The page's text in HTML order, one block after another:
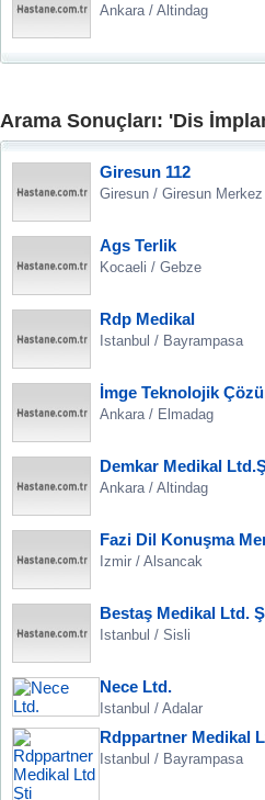
Ankara / Altindag
Arama Sonuçları: 'Dis
Giresun 112
Giresun / Giresun Merkez
Ags Terlik
Kocaeli / Gebze
Rdp Medikal
Istanbul / Bayrampasa
İmge Teknolojik
Ankara / Elmadag
Demkar Medikal
Ankara / Altindag
Fazi Dil Konuşma
Izmir / Alsancak
Bestaş Medikal Ltd.
Istanbul / Sisli
Nece Ltd.
Istanbul / Adalar
Rdppartner Medikal
Istanbul / Bayrampasa